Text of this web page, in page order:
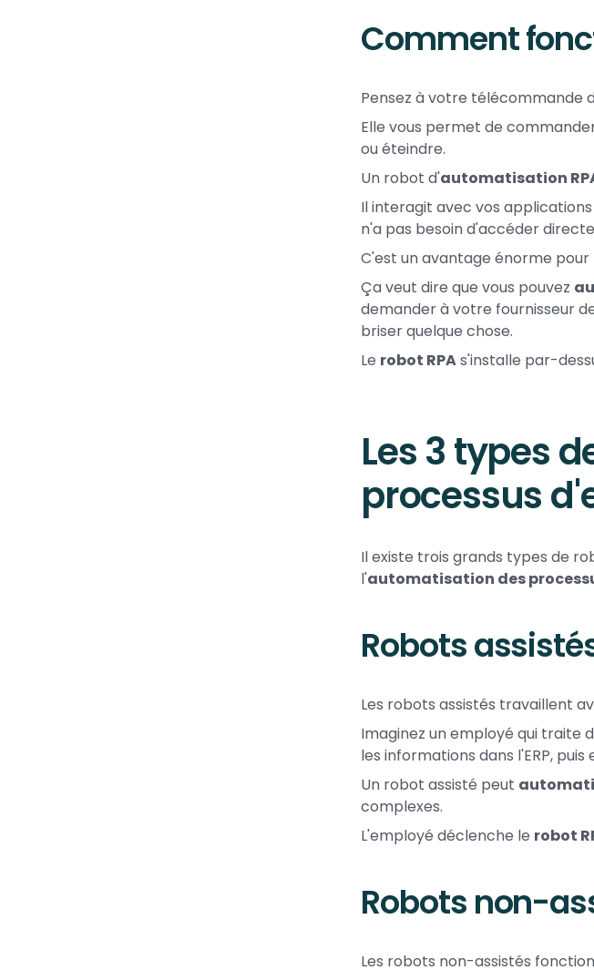
Comment
Pensez à votre télécommande
Elle vous permet de
ou éteindre.
Un robot d'automatisation
Il interagit avec vos
n'a pas besoin d'accéder
C'est un avantage énorme pour
Ça veut dire que vous pouvez
demander à votre fournisseur
briser quelque chose.
Le robot RPAs'installe par-
Les 3 types
processus
Il existe trois grands types de
l'automatisation des
Robots
Les robots assistés travaillent
Imaginez un employé qui traite
les informations dans l'ERP,
Un robot assisté peut
complexes.
L'employé déclenche le robot
Robots non-
Les robots non-assistés